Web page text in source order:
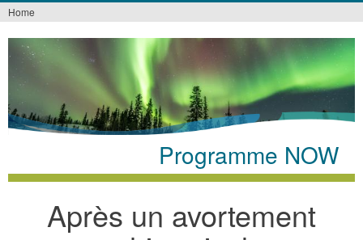
You
are
here
Home
Programme NOW
Après un avortement